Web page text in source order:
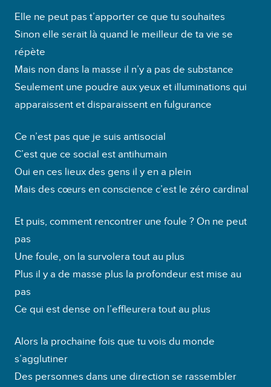
Elle ne peut pas t’apporter ce que tu souhaites
Sinon elle serait là quand le meilleur de ta vie se
répète
Mais non dans la masse il n’y a pas de substance
Seulement une poudre aux yeux et illuminations qui
apparaissent et disparaissent en fulgurance
Ce n’est pas que je suis antisocial
C’est que ce social est antihumain
Oui en ces lieux des gens il y en a plein
Mais des cœurs en conscience c’est le zéro cardinal
Et puis, comment rencontrer une foule ? On ne peut
pas
Une foule, on la survolera tout au plus
Plus il y a de masse plus la profondeur est mise au
pas
Ce qui est dense on l’effleurera tout au plus
Alors la prochaine fois que tu vois du monde
s’agglutiner
Des personnes dans une direction se rassembler